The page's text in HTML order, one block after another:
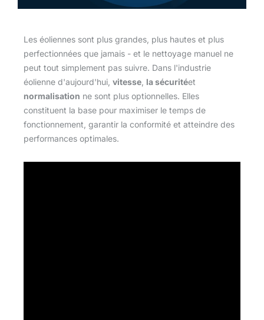
Les éoliennes sont plus grandes, plus hautes et plus
perfectionnées que jamais - et le nettoyage manuel ne
peut tout simplement pas suivre. Dans l'industrie
éolienne d'aujourd'hui, vitesse, la sécuritéet
normalisation ne sont plus optionnelles. Elles
constituent la base pour maximiser le temps de
fonctionnement, garantir la conformité et atteindre des
performances optimales.